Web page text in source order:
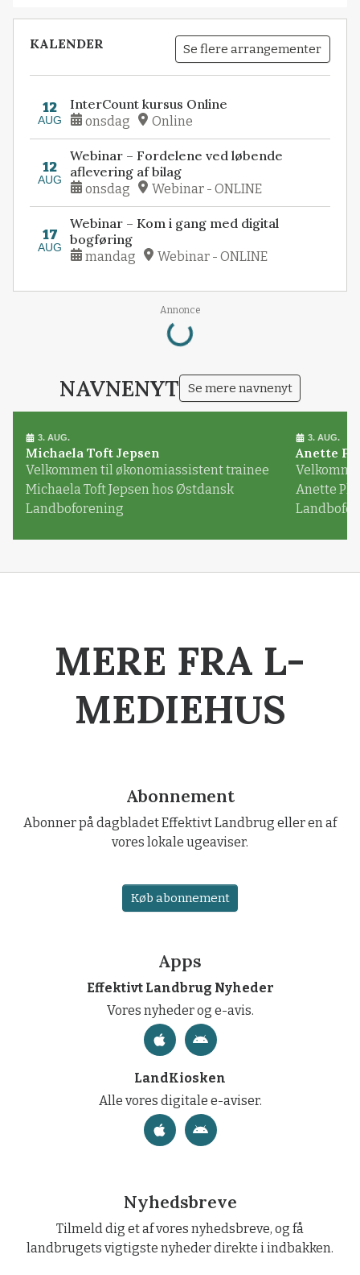
KALENDER Se flere arrangementer
12
AUG
InterCount kursus Online
onsdag Online
12
AUG
Webinar – Fordelene ved løbende
aflevering af bilag
onsdag Webinar - ONLINE
17
AUG
Webinar – Kom i gang med digital
bogføring
mandag Webinar - ONLINE
Annonce
Loading...
NAVNENYT Se mere navnenyt
3. AUG.
Michaela Toft Jepsen
Velkommen til økonomiassistent trainee
Michaela Toft Jepsen hos Østdansk
Landboforening
3. AUG.
Anette
Anette
MERE FRA L-
MEDIEHUS
Abonnement
Abonner på dagbladet Effektivt Landbrug eller en af
vores lokale ugeaviser.
Køb abonnement
Apps
Effektivt Landbrug Nyheder
Vores nyheder og e-avis.
LandKiosken
Alle vores digitale e-aviser.
Nyhedsbreve
Tilmeld dig et af vores nyhedsbreve, og få
landbrugets vigtigste nyheder direkte i indbakken.